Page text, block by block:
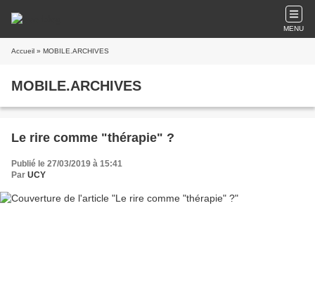
MENU
Accueil » MOBILE.ARCHIVES
MOBILE.ARCHIVES
Le rire comme "thérapie" ?
Publié le 27/03/2019 à 15:41
Par UCY